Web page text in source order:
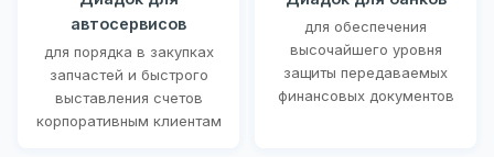
автосервисов
для порядка в закупках
запчастей и быстрого
выставления счетов
корпоративным клиентам
для обеспечения
высочайшего уровня
защиты передаваемых
финансовых документов